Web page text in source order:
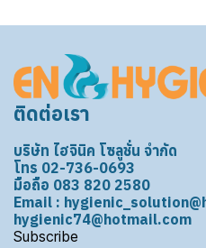
ติดต่อเรา
บริษัท ไฮจินิค โซลูชั่น จำกัด
โทร 02-736-0693
มือถือ 083 820 2580
Email :
hygienic74@hotmail.com
Subscribe